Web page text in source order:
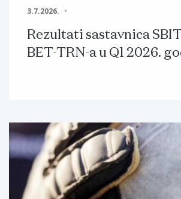
3.7.2026.
Rezultati sastavnica
BET-TRN-a u Q1 2026.